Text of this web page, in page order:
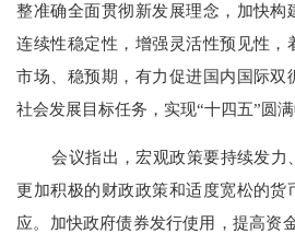
整准确全面贯彻新发展理念，加快构
连续性稳定性，增强灵活性预见性，
市场、稳预期，有力促进国内国际双
社会发展目标任务，实现“十四五”圆满
会议指出，宏观政策要持续发力
更加积极的财政政策和适度宽松的货
应。加快政府债券发行使用，提高资